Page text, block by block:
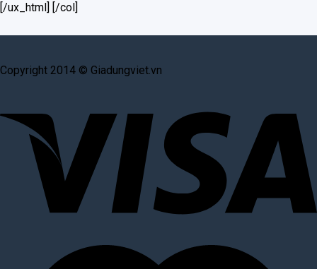
[/ux_html] [/col]
Copyright 2014 © Giadungviet.vn